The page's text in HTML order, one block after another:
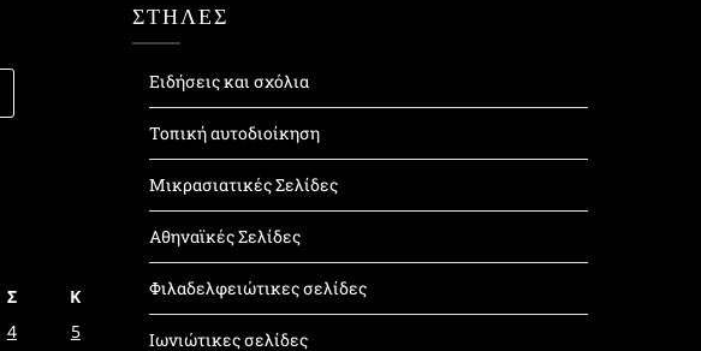
Σ
Κ
4 5
ΣΤΗΛΕΣ
Ειδήσεις και σχόλια
Τοπική αυτοδιοίκηση
Μικρασιατικές Σελίδες
Αθηναϊκές Σελίδες
Φιλαδελφειώτικες σελίδες
Ιωνιώτικες σελίδες